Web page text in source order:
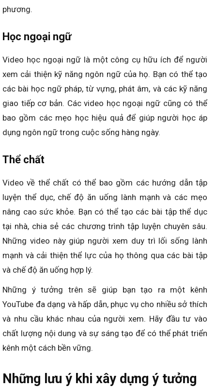
phương.
Học ngoại ngữ
Video học ngoại ngữ là một công cụ hữu ích để người
xem cải thiện kỹ năng ngôn ngữ của họ. Bạn có thể tạo
các bài học ngữ pháp, từ vựng, phát âm, và các kỹ năng
giao tiếp cơ bản. Các video học ngoại ngữ cũng có thể
bao gồm các mẹo học hiệu quả để giúp người học áp
dụng ngôn ngữ trong cuộc sống hàng ngày.
Thể chất
Video về thể chất có thể bao gồm các hướng dẫn tập
luyện thể dục, chế độ ăn uống lành mạnh và các mẹo
nâng cao sức khỏe. Bạn có thể tạo các bài tập thể dục
tại nhà, chia sẻ các chương trình tập luyện chuyên sâu.
Những video này giúp người xem duy trì lối sống lành
mạnh và cải thiện thể lực của họ thông qua các bài tập
và chế độ ăn uống hợp lý.
Những ý tưởng trên sẽ giúp bạn tạo ra một kênh
YouTube đa dạng và hấp dẫn, phục vụ cho nhiều sở thích
và nhu cầu khác nhau của người xem. Hãy đầu tư vào
chất lượng nội dung và sự sáng tạo để có thể phát triển
kênh một cách bền vững.
Những lưu ý khi xây dựng ý tưởng